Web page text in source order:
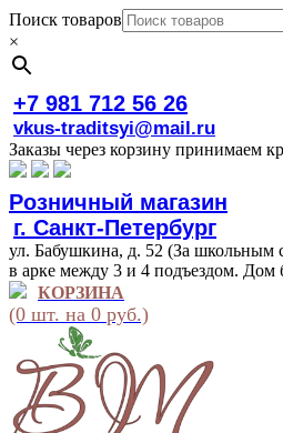
Поиск товаров
×
+7 981 712 56 26
vkus-traditsyi@mail.ru
Заказы через корзину принимаем
Розничный магазин
г. Санкт-Петербург
ул. Бабушкина, д. 52 (За школьным
в арке между 3 и 4 подъездом. Дом
КОРЗИНА
(0 шт. на 0 руб.)